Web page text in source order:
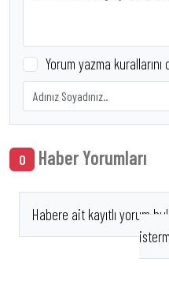
Yorum yazma
0 Haber Yorumları
Habere ait kayıtlı yorum